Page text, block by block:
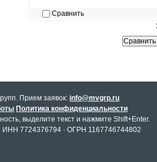
Сравнить
Прием заявок: info@mvgrp.ru
Политика конфиденциальности
выделите текст и нажмите Shift+Enter.
ИНН 7724376794 · ОГРН 1167746744802